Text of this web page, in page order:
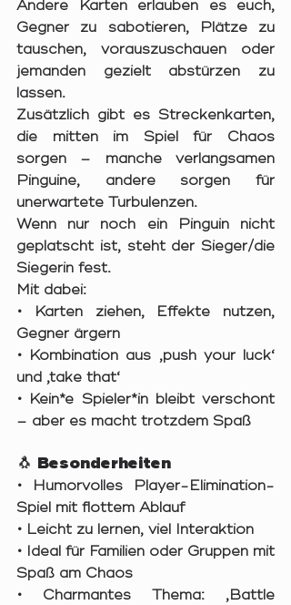
Gegner zu sabotieren, Plätze zu
tauschen, vorauszuschauen oder
jemanden gezielt abstürzen zu
lassen.
Zusätzlich gibt es Streckenkarten,
die mitten im Spiel für Chaos
sorgen – manche verlangsamen
Pinguine, andere sorgen für
unerwartete Turbulenzen.
Wenn nur noch ein Pinguin nicht
geplatscht ist, steht der Sieger/die
Siegerin fest.
Mit dabei:
• Karten ziehen, Effekte nutzen,
Gegner ärgern
• Kombination aus ‚push your luck‘
und ‚take that‘
• Kein*e Spieler*in bleibt verschont
– aber es macht trotzdem Spaß
🐧 Besonderheiten
• Humorvolles Player-Elimination-
Spiel mit flottem Ablauf
• Leicht zu lernen, viel Interaktion
• Ideal für Familien oder Gruppen mit
Spaß am Chaos
• Charmantes Thema: ‚Battle